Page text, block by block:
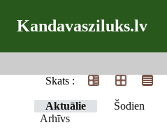
Kandavasziluks.lv
Skats :
Aktuālie Šodien
Arhīvs